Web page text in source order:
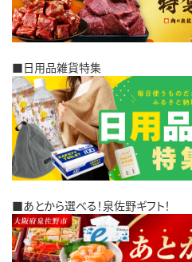
■日用品雑貨特集
■あとから選べる！泉佐野ギフト！